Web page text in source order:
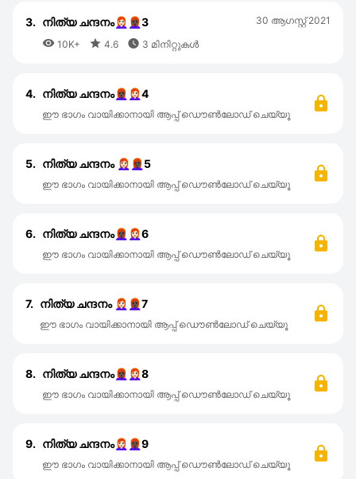
3. നിത്യ ചന്ദനം👩🏻‍🦰👩🏿‍🦰3
 10K+  4.6  3 മിനിറ്റുകൾ
30 ആഗസ്റ്റ്‌ 2021
4. നിത്യ ചന്ദനം👩🏿‍🦰👩🏻‍🦰4
ഈ ഭാഗം വായിക്കാനായി ആപ്പ് ഡൌൺലോഡ് ചെയ്യൂ
5. നിത്യ ചന്ദനം 👩🏻‍🦰👩🏿‍🦰5
ഈ ഭാഗം വായിക്കാനായി ആപ്പ് ഡൌൺലോഡ് ചെയ്യൂ
6. നിത്യ ചന്ദനം👩🏿‍🦰👩🏻‍🦰6
ഈ ഭാഗം വായിക്കാനായി ആപ്പ് ഡൌൺലോഡ് ചെയ്യൂ
7. നിത്യ ചന്ദനം 👩🏻‍🦰👩🏿‍🦰7
ഈ ഭാഗം വായിക്കാനായി ആപ്പ് ഡൌൺലോഡ് ചെയ്യൂ
8. നിത്യ ചന്ദനം👩🏿‍🦰👩🏻‍🦰8
ഈ ഭാഗം വായിക്കാനായി ആപ്പ് ഡൌൺലോഡ് ചെയ്യൂ
9. നിത്യ ചന്ദനം👩🏻‍🦰👩🏿‍🦰9
ഈ ഭാഗം വായിക്കാനായി ആപ്പ് ഡൌൺലോഡ് ചെയ്യൂ